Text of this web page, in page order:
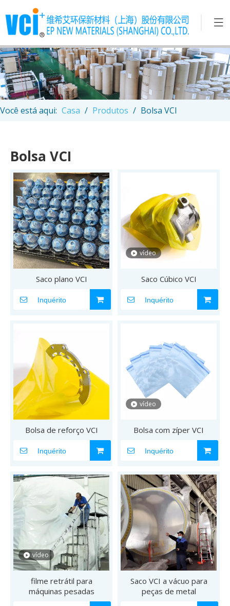
Você está aqui: Casa / Produtos / Bolsa VCI
Bolsa VCI
Saco plano VCI
Inquérito
vídeo
Saco Cúbico VCI
Inquérito
Bolsa de reforço VCI
Inquérito
vídeo
Bolsa com zíper VCI
Inquérito
vídeo
filme retrátil para
máquinas pesadas
Saco VCI a vácuo para
peças de metal